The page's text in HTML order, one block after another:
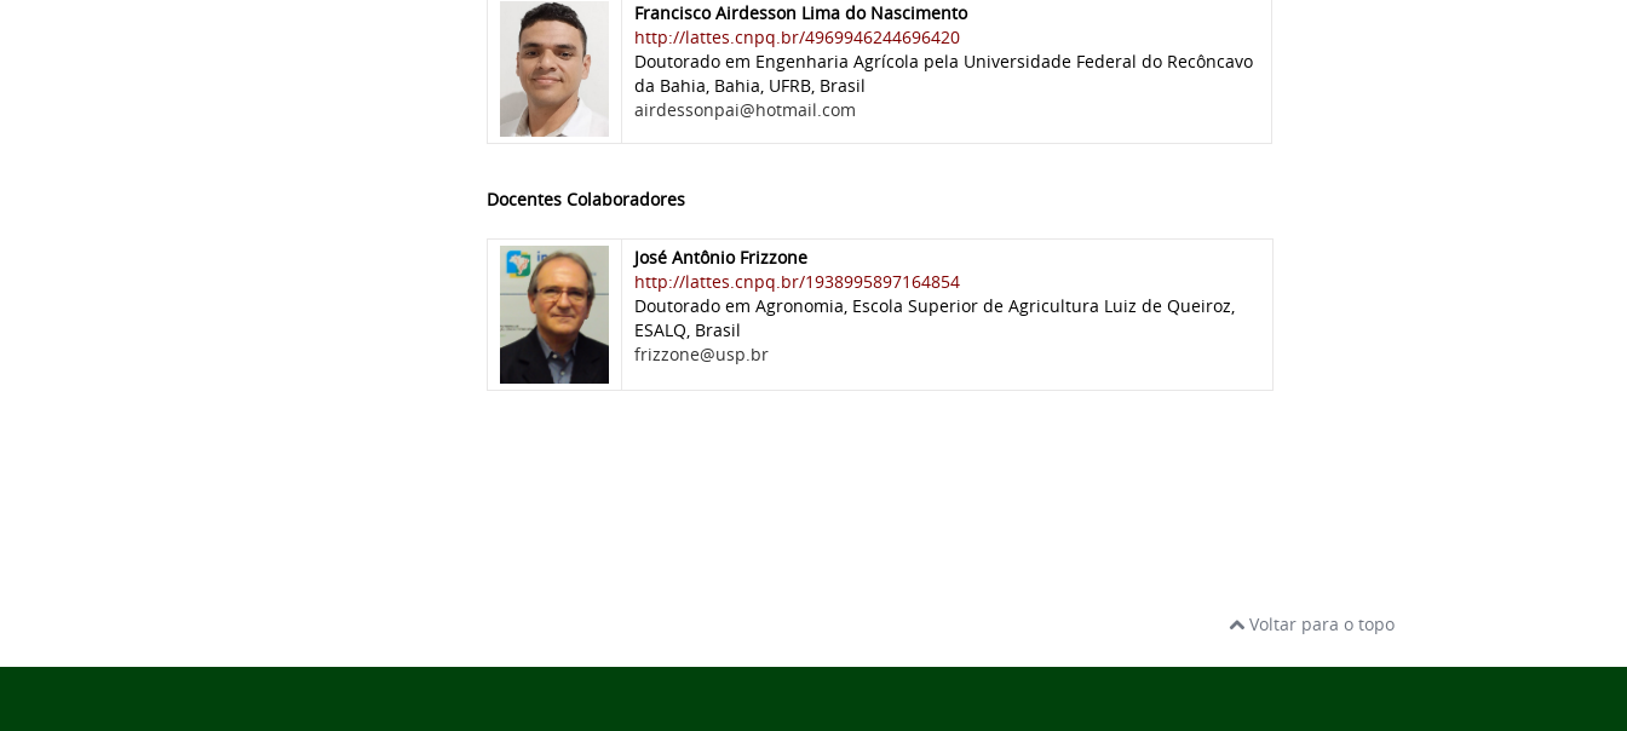
Francisco Airdesson Lima do Nascimento
http://lattes.cnpq.br/4969946244696420
Doutorado em Engenharia Agrícola pela Universidade Federal do Recôncavo
da Bahia, Bahia, UFRB, Brasil
airdessonpai@hotmail.com
Docentes Colaboradores
José Antônio Frizzone
http://lattes.cnpq.br/1938995897164854
Doutorado em Agronomia, Escola Superior de Agricultura Luiz de Queiroz,
ESALQ, Brasil
frizzone@usp.br
Voltar para o topo